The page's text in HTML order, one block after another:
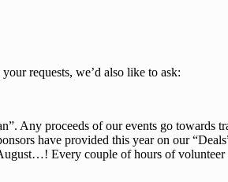
requests, we’d also like to ask:
Any proceeds of our events go towards
have provided this year on our
Every couple of hours of